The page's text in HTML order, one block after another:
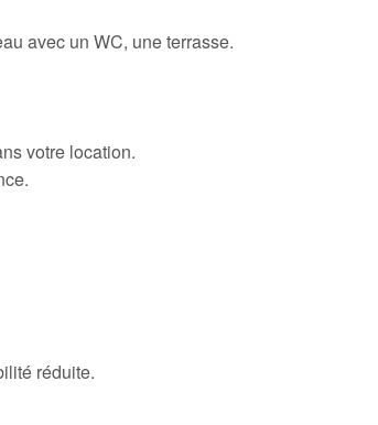
avec un WC, une terrasse.
votre location.
réduite.